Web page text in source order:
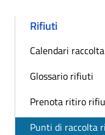
Rifiuti
Calendari
Glossario rifiuti
Prenota ritiro
Punti di raccolta